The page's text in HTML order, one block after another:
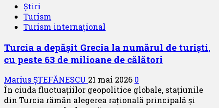
Știri
Turism
Turism internațional
Turcia a depășit Grecia la numărul de turiști,
cu peste 63 de milioane de călători
Marius ȘTEFĂNESCU 21 mai 2026 0
În ciuda fluctuațiilor geopolitice globale, stațiunile
din Turcia rămân alegerea rațională principală și